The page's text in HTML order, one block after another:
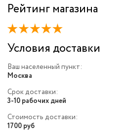
Рейтинг магазина
Условия доставки
Ваш населенный пункт:
Москва
Срок доставки:
3-10 рабочих дней
Стоимость доставки:
1700 руб